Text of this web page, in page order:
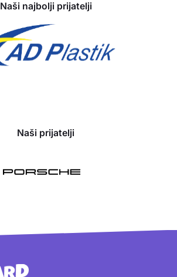
Naši najbolji prijatelji
Naši prijatelji